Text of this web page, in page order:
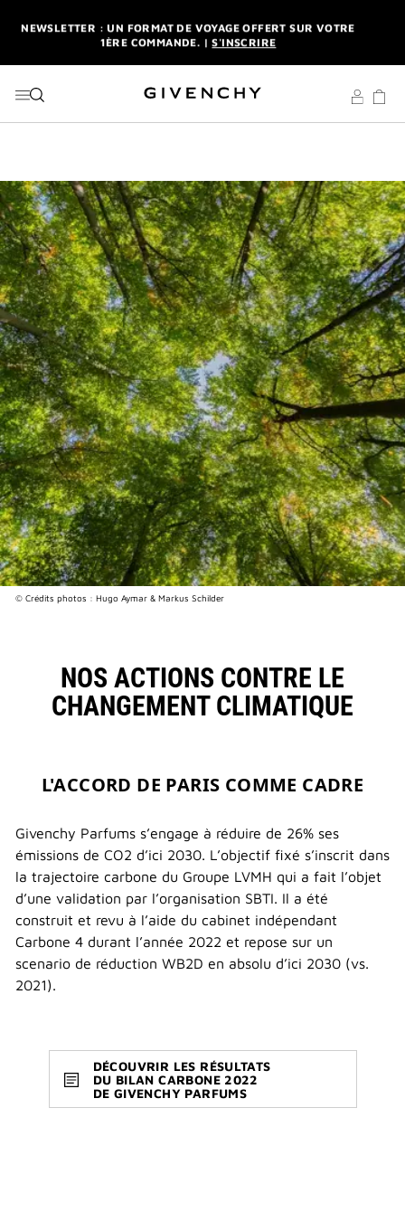
NEWSLETTER : UN FORMAT DE VOYAGE OFFERT SUR VOTRE
1ÈRE COMMANDE. |S'INSCRIRE
AVANTAGES
L'INTERDIT ELIXIR : DÈS L'ACHAT D'UN 50ML OU PLUS,
1ÈRE COMMANDE. |S'INSCRIRE
LIVRAISON STANDARD ET RETOUR OFFERTS. |MES
AVANTAGES
© Crédits photos : Hugo Aymar & Markus Schilder
NOS ACTIONS CONTRE LE
CHANGEMENT CLIMATIQUE
L'ACCORD DE PARIS COMME CADRE
Givenchy Parfums s’engage à réduire de 26% ses
émissions de CO2 d’ici 2030. L’objectif fixé s’inscrit dans
la trajectoire carbone du Groupe LVMH qui a fait l’objet
d’une validation par l’organisation SBTI. Il a été
construit et revu à l’aide du cabinet indépendant
Carbone 4 durant l’année 2022 et repose sur un
scenario de réduction WB2D en absolu d’ici 2030 (vs.
2021).
DÉCOUVRIR LES RÉSULTATS
DU BILAN CARBONE 2022
DE GIVENCHY PARFUMS